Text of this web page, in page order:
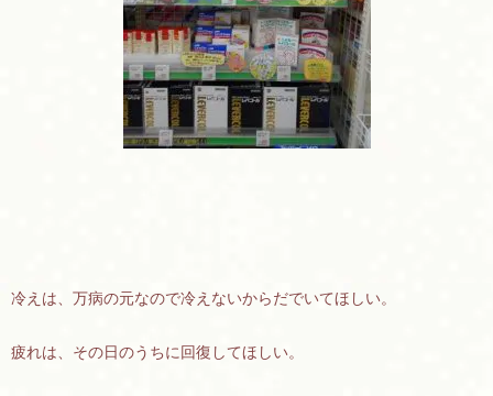
冷えは、万病の元なので冷えないからだでいてほしい。
疲れは、その日のうちに回復してほしい。